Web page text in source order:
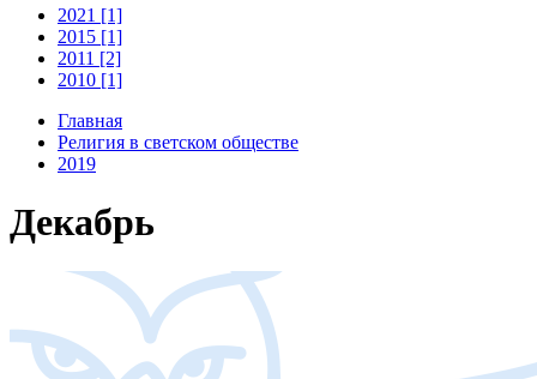
2021 [1]
2015 [1]
2011 [2]
2010 [1]
Главная
Религия в светском обществе
2019
Декабрь